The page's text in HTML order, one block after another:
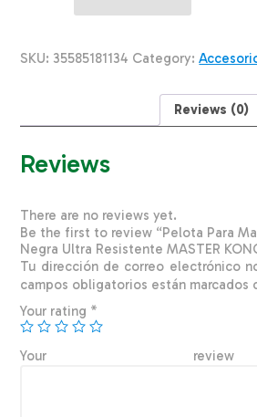
Negra
quantity
SKU: 35585181134 Category:
Reviews (0)
Reviews
There are no reviews yet.
Be the first to review “Pelota Para
Negra Ultra Resistente MASTER
Tu dirección de correo electrónico
campos obligatorios están marcados
Your rating *
Your